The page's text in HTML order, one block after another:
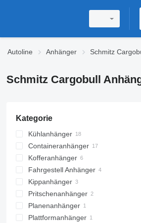
Autoline Anhänger Schmitz
Schmitz Cargobull
Kategorie
Kühlanhänger
Containeranhänger
Kofferanhänger
Fahrgestell Anhänger
Kippanhänger
Pritschenanhänger
Planenanhänger
Plattformanhänger